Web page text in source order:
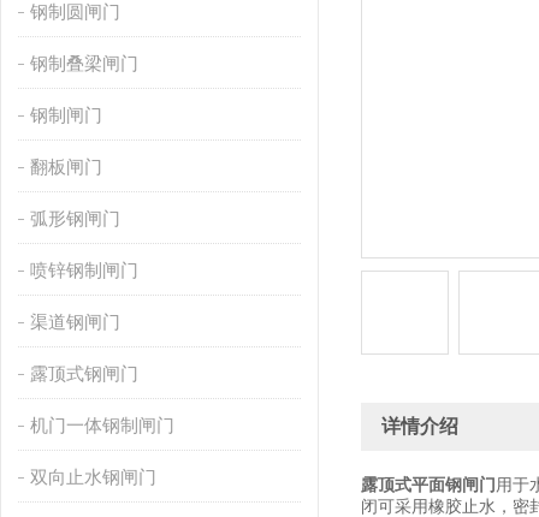
钢制圆闸门
钢制叠梁闸门
钢制闸门
翻板闸门
弧形钢闸门
喷锌钢制闸门
渠道钢闸门
露顶式钢闸门
机门一体钢制闸门
双向止水钢闸门
详情介绍
露顶式平面钢闸门 用于
闭可采用橡胶止水，密